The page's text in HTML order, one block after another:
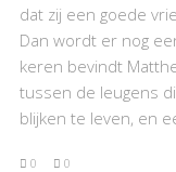
dat zij een goede
Dan wordt er nog
keren bevindt
tussen de leugens
blijken te leven, en
0 0